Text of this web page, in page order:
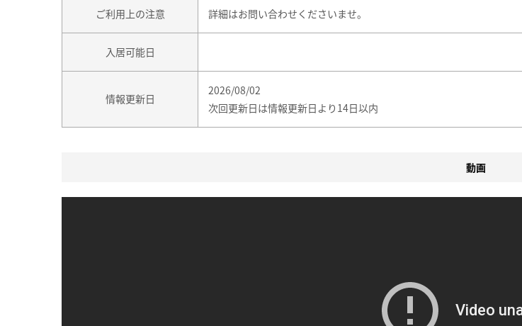
ご利用上の注意 詳細はお問い合わせくださいませ。
入居可能日
情報更新日
2026/08/02
次回更新日は情報更新日より14日以内
動画